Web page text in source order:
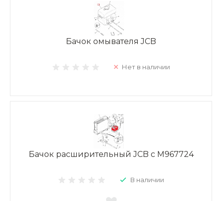
Бачок омывателя JCB
Нет в наличии
Бачок расширительный JCB с M967724
В наличии